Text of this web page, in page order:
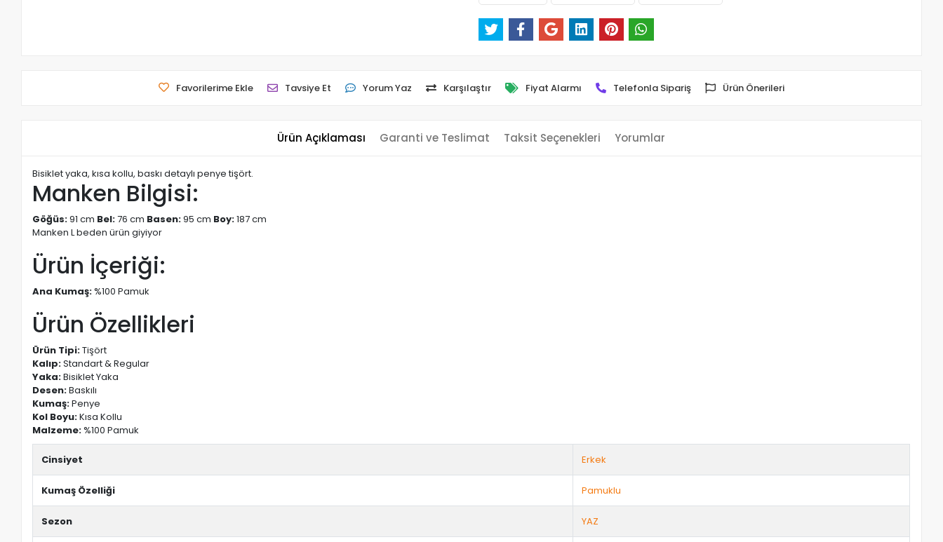
Favorilerime Ekle Tavsiye Et Yorum Yaz Karşılaştır Fiyat Alarmı Telefonla Sipariş Ürün Önerileri
Ürün Açıklaması Garanti ve Teslimat Taksit Seçenekleri Yorumlar
Bisiklet yaka, kısa kollu, baskı detaylı penye tişört.
Manken Bilgisi:
Göğüs:91 cm Bel:76 cm Basen:95 cm Boy:187 cm
Manken L beden ürün giyiyor
Ürün İçeriği:
Ana Kumaş: %100 Pamuk
Ürün Özellikleri
Ürün Tipi:Tişört
Kalıp:Standart & Regular
Yaka:Bisiklet Yaka
Desen:Baskılı
Kumaş:Penye
Kol Boyu:Kısa Kollu
Malzeme: %100 Pamuk
Cinsiyet Erkek
Kumaş Özelliği Pamuklu
Sezon YAZ